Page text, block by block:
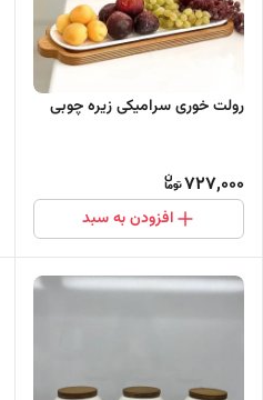
رولت خوری سرامیکی زیره چوبی
727,000
افزودن به سبد